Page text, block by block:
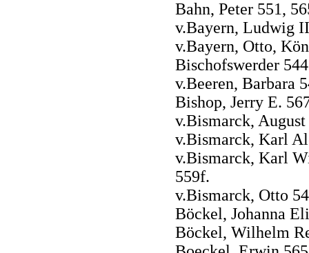
Bahn, Peter 551,
v.Bayern, Ludwig
v.Bayern, Otto,
Bischofswerder 544
v.Beeren, Barbara
Bishop, Jerry E.
v.Bismarck,
v.Bismarck, Karl
v.Bismarck, Karl
559f.
v.Bismarck, Otto
Böckel, Johanna
Böckel, Wilhelm